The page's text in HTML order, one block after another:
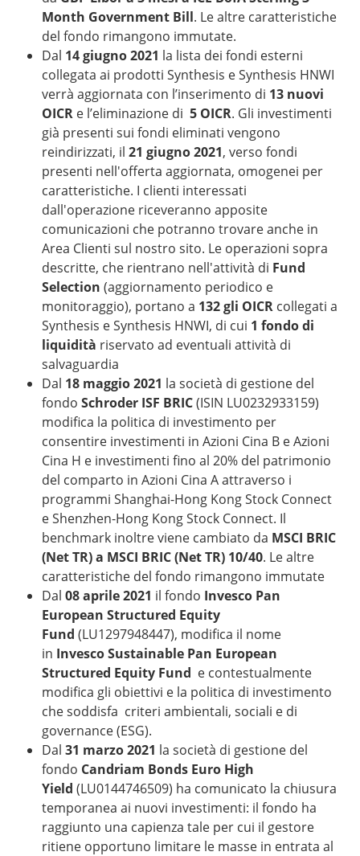
Month Government Bill. Le altre caratteristiche
del fondo rimangono immutate.
Dal 14 giugno 2021 la lista dei fondi esterni
collegata ai prodotti Synthesis e Synthesis HNWI
verrà aggiornata con l’inserimento di 13 nuovi
OICRe l’eliminazione di 5 OICR. Gli investimenti
già presenti sui fondi eliminati vengono
reindirizzati, il 21 giugno 2021, verso fondi
presenti nell'offerta aggiornata, omogenei per
caratteristiche. I clienti interessati
dall'operazione riceveranno apposite
comunicazioni che potranno trovare anche in
Area Clienti sul nostro sito. Le operazioni sopra
descritte, che rientrano nell'attività di Fund
Selection (aggiornamento periodico e
monitoraggio), portano a 132 gli OICR collegati a
Synthesis e Synthesis HNWI, di cui 1 fondo di
liquidità riservato ad eventuali attività di
salvaguardia
Dal 18 maggio 2021 la società di gestione del
fondo Schroder ISF BRIC(ISIN LU0232933159)
modifica la politica di investimento per
consentire investimenti in Azioni Cina B e Azioni
Cina H e investimenti fino al 20% del patrimonio
del comparto in Azioni Cina A attraverso i
programmi Shanghai-Hong Kong Stock Connect
e Shenzhen-Hong Kong Stock Connect. Il
benchmark inoltre viene cambiato da MSCI BRIC
(Net TR) a MSCI BRIC (Net TR) 10/40. Le altre
caratteristiche del fondo rimangono immutate
Dal 08 aprile 2021 il fondo Invesco Pan
European Structured Equity
Fund (LU1297948447), modifica il nome
in Invesco Sustainable Pan European
Structured Equity Fund e contestualmente
modifica gli obiettivi e la politica di investimento
che soddisfa criteri ambientali, sociali e di
governance (ESG).
Dal 31 marzo 2021 la società di gestione del
fondo Candriam Bonds Euro High
Yield (LU0144746509) ha comunicato la chiusura
temporanea ai nuovi investimenti: il fondo ha
raggiunto una capienza tale per cui il gestore
ritiene opportuno limitare le masse in entrata al